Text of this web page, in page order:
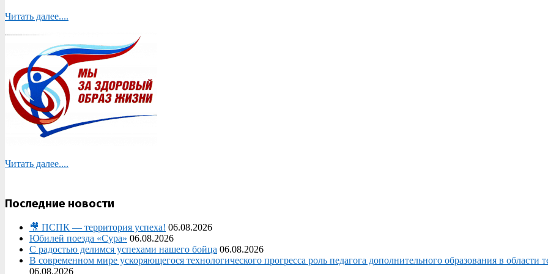
Читать далее....
Читать далее....
Последние новости
🎥 ПСПК — территория успеха! 06.08.2026
Юбилей поезда «Сура» 06.08.2026
С радостью делимся успехами нашего бойца 06.08.2026
В современном мире ускоряющегося технологического прогресса роль педагога дополнительного образования в области
06.08.2026